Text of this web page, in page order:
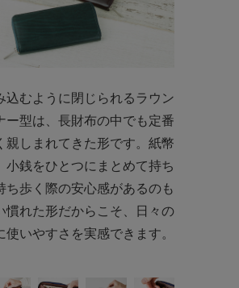
込むように閉じられるラウン
ー型は、長財布の中でも定番
親しまれてきた形です。紙幣
小銭をひとつにまとめて持ち
ち歩く際の安心感があるのも
慣れた形だからこそ、日々の
使いやすさを実感できます。